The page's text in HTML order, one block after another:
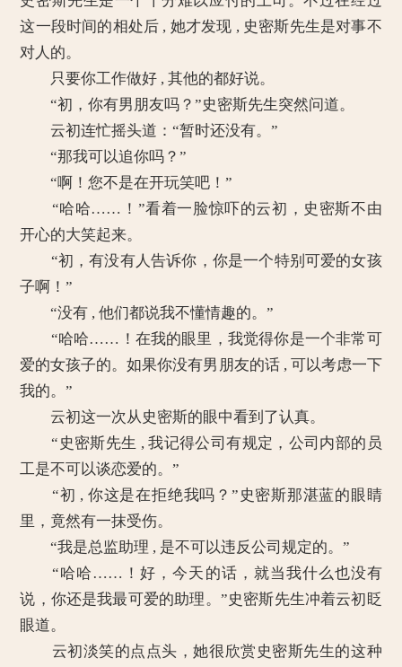
这一段时间的相处后 , 她才发现 , 史密斯先生是对事不
对人的。
只要你工作做好 , 其他的都好说。
“初，你有男朋友吗？”史密斯先生突然问道。
云初连忙摇头道：“暂时还没有。”
“那我可以追你吗？”
“啊！您不是在开玩笑吧！”
“哈哈……！”看着一脸惊吓的云初，史密斯不由
开心的大笑起来。
“初，有没有人告诉你，你是一个特别可爱的女孩
子啊！”
“没有 , 他们都说我不懂情趣的。”
“哈哈……！在我的眼里，我觉得你是一个非常可
爱的女孩子的。如果你没有男朋友的话 , 可以考虑一下
我的。”
云初这一次从史密斯的眼中看到了认真。
“史密斯先生 , 我记得公司有规定，公司内部的员
工是不可以谈恋爱的。”
“初 , 你这是在拒绝我吗？”史密斯那湛蓝的眼睛
里，竟然有一抹受伤。
“我是总监助理 , 是不可以违反公司规定的。”
“哈哈……！好，今天的话，就当我什么也没有
说，你还是我最可爱的助理。”史密斯先生冲着云初眨
眼道。
云初淡笑的点点头，她很欣赏史密斯先生的这种